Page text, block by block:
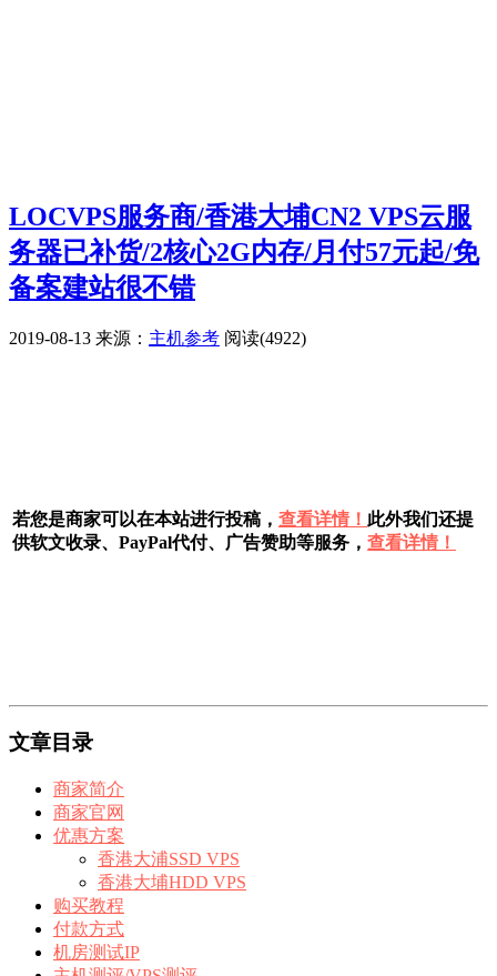
LOCVPS服务商/香港大埔CN2 VPS云服
务器已补货/2核心2G内存/月付57元起/免
备案建站很不错
2019-08-13 来源： 主机参考 阅读(4922)
若您是商家可以在本站进行投稿， 查看详情！ 此外我们还提
供软文收录、PayPal代付、广告赞助等服务， 查看详情！
文章目录
商家简介
商家官网
优惠方案
香港大浦SSD VPS
香港大埔HDD VPS
购买教程
付款方式
机房测试IP